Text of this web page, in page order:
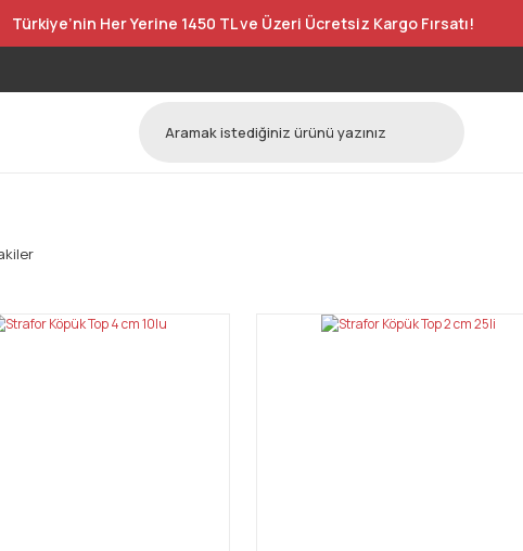
Türkiye’nin Her Yerine 1450 TL ve Üzeri Ücretsiz Kargo Fırsatı!